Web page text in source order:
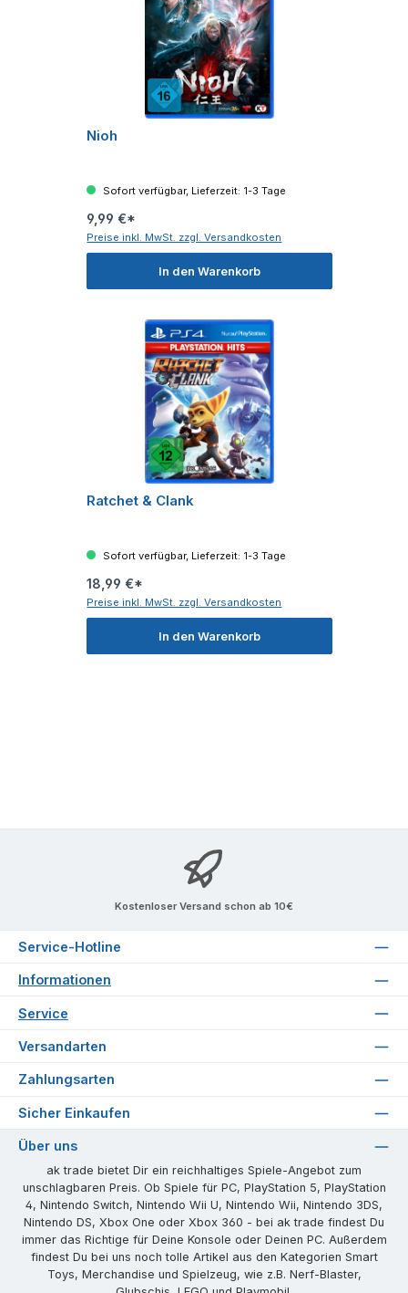
Nioh
Sofort verfügbar, Lieferzeit: 1-3 Tage
9,99 €*
Preise inkl. MwSt. zzgl. Versandkosten
In den Warenkorb
Ratchet & Clank
Sofort verfügbar, Lieferzeit: 1-3 Tage
18,99 €*
Preise inkl. MwSt. zzgl. Versandkosten
In den Warenkorb
Kostenloser Versand schon ab 10€
Service-Hotline
Informationen
Service
Versandarten
Zahlungsarten
Sicher Einkaufen
Über uns
ak trade bietet Dir ein reichhaltiges Spiele-Angebot zum
unschlagbaren Preis. Ob Spiele für PC, PlayStation 5, PlayStation
4, Nintendo Switch, Nintendo Wii U, Nintendo Wii, Nintendo 3DS,
Nintendo DS, Xbox One oder Xbox 360 - bei ak trade findest Du
immer das Richtige für Deine Konsole oder Deinen PC. Außerdem
findest Du bei uns noch tolle Artikel aus den Kategorien Smart
Toys, Merchandise und Spielzeug, wie z.B. Nerf-Blaster,